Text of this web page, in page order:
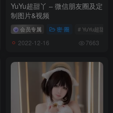
# 唐安琪 # 唐安琪私拍 # 唐安琪内购
YuYu超甜丫 – 微信朋友圈及定
制图片&视频
会员专属 密⋅圈 # YuYu超甜丫
2022-12-16 7663